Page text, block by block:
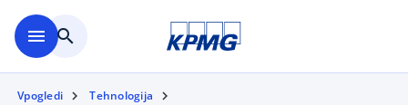
menu search
Vpogledi
Tehnologija